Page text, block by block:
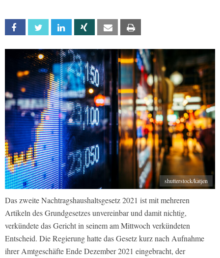
Facebook Twitter Linkedin Xing Email
shutterstock/katjen
Das zweite Nachtragshaushaltsgesetz 2021 ist mit mehreren
Artikeln des Grundgesetzes unvereinbar und damit nichtig,
verkündete das Gericht in seinem am Mittwoch verkündeten
Entscheid. Die Regierung hatte das Gesetz kurz nach Aufnahme
ihrer Amtgeschäfte Ende Dezember 2021 eingebracht, der